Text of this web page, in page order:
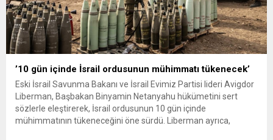
’10 gün içinde İsrail ordusunun mühimmatı tükenecek’
Eski İsrail Savunma Bakanı ve İsrail Evimiz Partisi lideri Avigdor
Liberman, Başbakan Binyamin Netanyahu hükümetini sert
sözlerle eleştirerek, İsrail ordusunun 10 gün içinde
mühimmatının tükeneceğini öne sürdü. Liberman ayrıca,